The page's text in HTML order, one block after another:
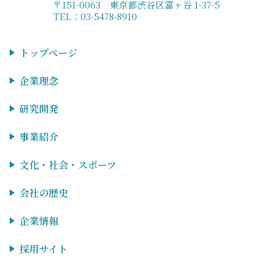
〒151-0063 東京都渋谷区富ヶ谷 1-37-5
TEL：03-5478-8910
トップページ
企業理念
研究開発
事業紹介
文化・社会・スポーツ
会社の歴史
企業情報
採用サイト